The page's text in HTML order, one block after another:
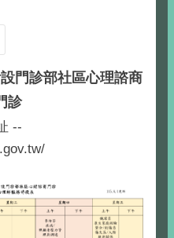
門診部社區心理諮商
診
--